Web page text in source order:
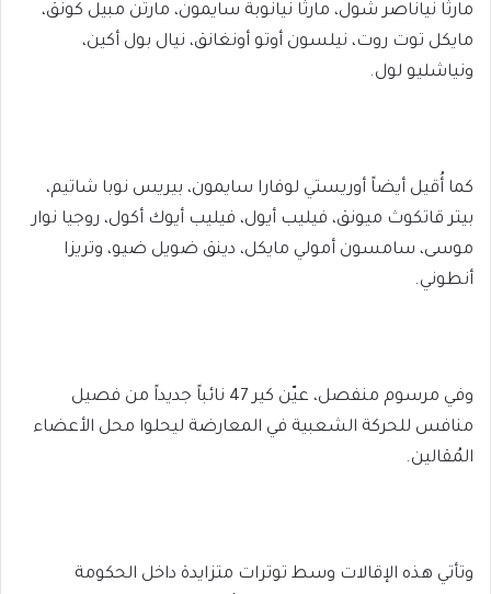
مارثا نياناصر شول، مارثا نيانوبة سايمون، مارتن مبيل كونق،
مايكل توت روت، نيلسون أوتو أونغانق، نيال بول أكين،
ونياشليو لول.
كما أُقيل أيضاً أوريستي لوفارا سايمون، بيريس نوبا شاتيم،
بيتر قاتكوث ميونق، فيليب أيول، فيليب أيوك أكول، روجيا نوار
موسى، سامسون أمولي مايكل، دينق ضويل ضيو، وتريزا
أنطوني.
وفي مرسوم منفصل، عيّن كير 47 نائباً جديداً من فصيل
منافس للحركة الشعبية في المعارضة ليحلوا محل الأعضاء
المُقالين.
وتأتي هذه الإقالات وسط توترات متزايدة داخل الحكومة